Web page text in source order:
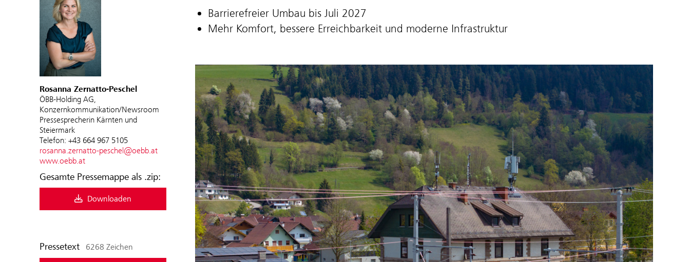
Rosanna Zernatto-Peschel
ÖBB-Holding AG,
Konzernkommunikation/Newsroom
Pressesprecherin Kärnten und
Steiermark
Telefon: +43 664 967 5105
rosanna.zernatto-peschel@oebb.at
www.oebb.at
Gesamte Pressemappe als .zip:
Downloaden
Pressetext 6268 Zeichen
Barrierefreier Umbau bis Juli 2027
Mehr Komfort, bessere Erreichbarkeit und moderne Infrastruktur